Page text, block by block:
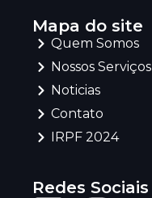
Mapa do site
Quem Somos
Nossos Serviços
Noticias
Contato
IRPF 2024
Redes Sociais